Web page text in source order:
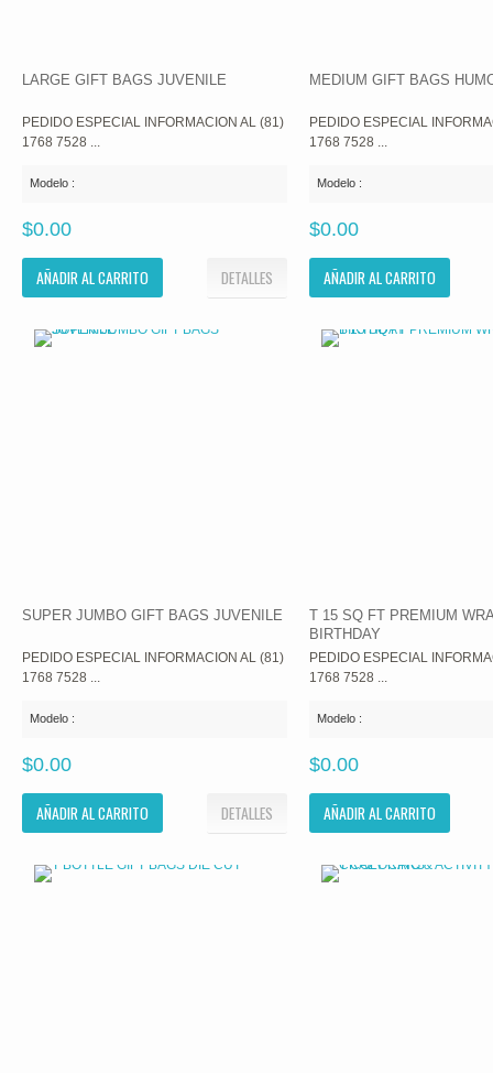
LARGE GIFT BAGS JUVENILE
PEDIDO ESPECIAL INFORMACION AL (81)
1768 7528 ...
Modelo :
$0.00
DETALLES
AÑADIR AL CARRITO
MEDIUM GIFT BAGS
PEDIDO ESPECIAL
1768 7528 ...
Modelo :
$0.00
AÑADIR AL CARRITO
SUPER JUMBO GIFT BAGS JUVENILE
PEDIDO ESPECIAL INFORMACION AL (81)
1768 7528 ...
Modelo :
$0.00
DETALLES
AÑADIR AL CARRITO
T 15 SQ FT PREMIUM
BIRTHDAY
PEDIDO ESPECIAL
1768 7528 ...
Modelo :
$0.00
AÑADIR AL CARRITO